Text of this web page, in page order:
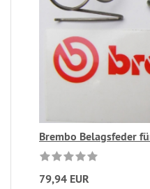
Brembo Belagsfeder
79,94 EUR